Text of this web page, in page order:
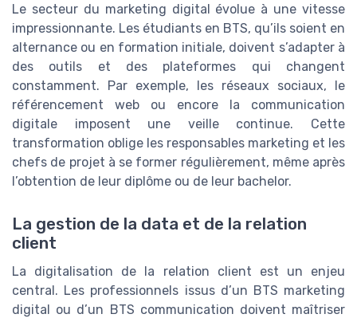
Le secteur du marketing digital évolue à une vitesse
impressionnante. Les étudiants en BTS, qu’ils soient en
alternance ou en formation initiale, doivent s’adapter à
des outils et des plateformes qui changent
constamment. Par exemple, les réseaux sociaux, le
référencement web ou encore la communication
digitale imposent une veille continue. Cette
transformation oblige les responsables marketing et les
chefs de projet à se former régulièrement, même après
l’obtention de leur diplôme ou de leur bachelor.
La gestion de la data et de la relation
client
La digitalisation de la relation client est un enjeu
central. Les professionnels issus d’un BTS marketing
digital ou d’un BTS communication doivent maîtriser